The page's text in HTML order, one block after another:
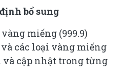
bổ sung
miếng (999.9)
các loại vàng miếng
và cập nhật trong từng